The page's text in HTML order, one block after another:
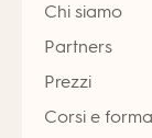
Chi siamo
Partners
Prezzi
Corsi e